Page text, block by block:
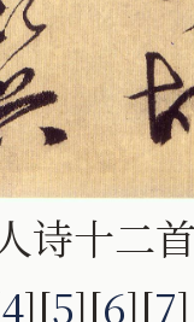
诗十二
4][5][6][7